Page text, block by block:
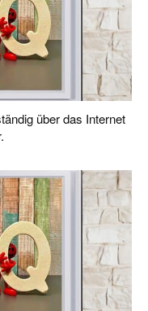
über das Internet